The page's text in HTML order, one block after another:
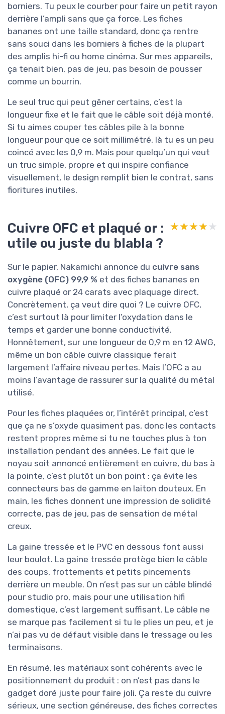
borniers. Tu peux le courber pour faire un petit rayon
derrière l’ampli sans que ça force. Les fiches
bananes ont une taille standard, donc ça rentre
sans souci dans les borniers à fiches de la plupart
des amplis hi-fi ou home cinéma. Sur mes appareils,
ça tenait bien, pas de jeu, pas besoin de pousser
comme un bourrin.
Le seul truc qui peut gêner certains, c’est la
longueur fixe et le fait que le câble soit déjà monté.
Si tu aimes couper tes câbles pile à la bonne
longueur pour que ce soit millimétré, là tu es un peu
coincé avec les 0,9 m. Mais pour quelqu’un qui veut
un truc simple, propre et qui inspire confiance
visuellement, le design remplit bien le contrat, sans
fioritures inutiles.
Cuivre OFC et plaqué or :
utile ou juste du blabla ?
★★★★★
★★★★★
Sur le papier, Nakamichi annonce du cuivre sans
oxygène (OFC) 99,9 % et des fiches bananes en
cuivre plaqué or 24 carats avec plaquage direct.
Concrètement, ça veut dire quoi ? Le cuivre OFC,
c’est surtout là pour limiter l’oxydation dans le
temps et garder une bonne conductivité.
Honnêtement, sur une longueur de 0,9 m en 12 AWG,
même un bon câble cuivre classique ferait
largement l’affaire niveau pertes. Mais l’OFC a au
moins l’avantage de rassurer sur la qualité du métal
utilisé.
Pour les fiches plaquées or, l’intérêt principal, c’est
que ça ne s’oxyde quasiment pas, donc les contacts
restent propres même si tu ne touches plus à ton
installation pendant des années. Le fait que le
noyau soit annoncé entièrement en cuivre, du bas à
la pointe, c’est plutôt un bon point : ça évite les
connecteurs bas de gamme en laiton douteux. En
main, les fiches donnent une impression de solidité
correcte, pas de jeu, pas de sensation de métal
creux.
La gaine tressée et le PVC en dessous font aussi
leur boulot. La gaine tressée protège bien le câble
des coups, frottements et petits pincements
derrière un meuble. On n’est pas sur un câble blindé
pour studio pro, mais pour une utilisation hifi
domestique, c’est largement suffisant. Le câble ne
se marque pas facilement si tu le plies un peu, et je
n’ai pas vu de défaut visible dans le tressage ou les
terminaisons.
En résumé, les matériaux sont cohérents avec le
positionnement du produit : on n’est pas dans le
gadget doré juste pour faire joli. Ça reste du cuivre
sérieux, une section généreuse, des fiches correctes